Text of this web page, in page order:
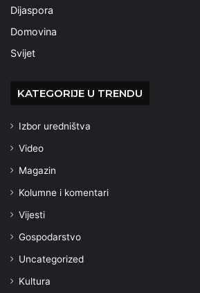
Dijaspora
Domovina
Svijet
KATEGORIJE U TRENDU
Izbor uredništva
Video
Magazin
Kolumne i komentari
Vijesti
Gospodarstvo
Uncategorized
Kultura